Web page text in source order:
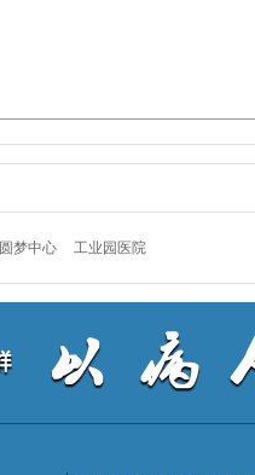
圆梦中心 工业园医院